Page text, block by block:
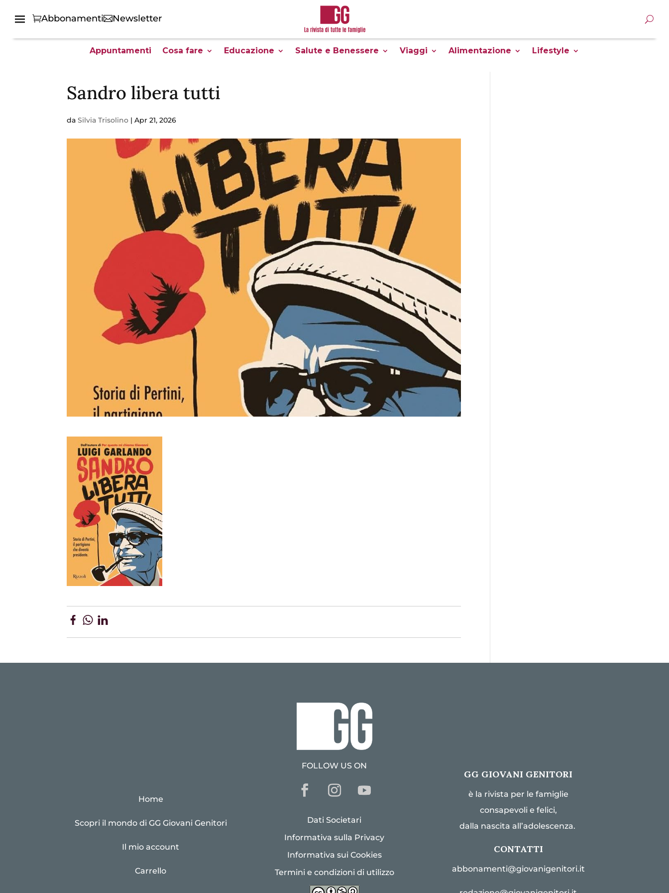
Abbonamenti Newsletter
Appuntamenti Cosa fare Educazione Salute e Benessere Viaggi Alimentazione Lifestyle
Sandro libera tutti
daSilvia Trisolino |Apr 21, 2026
Home
Scopri il mondo di GG Giovani Genitori
Il mio account
Carrello
FOLLOW US ON
Dati Societari
Informativa sulla Privacy
Informativa sui Cookies
Termini e condizioni di utilizzo
GG GIOVANI GENITORI
è la rivista per le famiglie
consapevoli e felici,
dalla nascita all’adolescenza.
CONTATTI
abbonamenti@giovanigenitori.it